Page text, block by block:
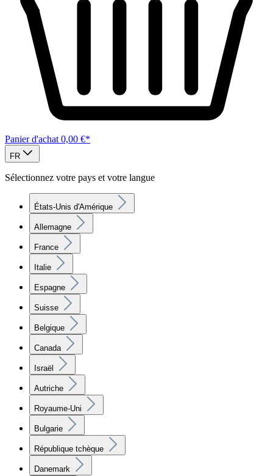
Panier d'achat 0,00 €*
FR
Sélectionnez votre pays et votre langue
États-Unis d'Amérique
Allemagne
France
Italie
Espagne
Suisse
Belgique
Canada
Israël
Autriche
Royaume-Uni
Bulgarie
République tchèque
Danemark